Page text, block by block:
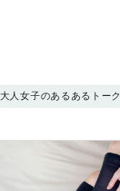
大人女子のあるあるトーク